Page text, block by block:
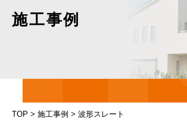
施工事例
TOP > 施工事例 > 波形スレート